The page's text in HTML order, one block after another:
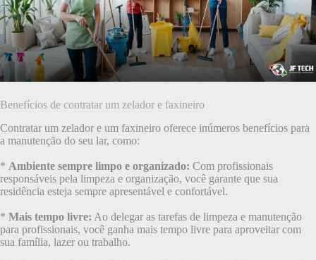
Benefícios de contratar um zelador e faxineiro
Contratar um zelador e um faxineiro oferece inúmeros benefícios para
a manutenção do seu lar, como:
* Ambiente sempre limpo e organizado: Com profissionais
responsáveis pela limpeza e organização, você garante que sua
residência esteja sempre apresentável e confortável.
* Mais tempo livre: Ao delegar as tarefas de limpeza e manutenção
para profissionais, você ganha mais tempo livre para aproveitar com
sua família, lazer ou trabalho.